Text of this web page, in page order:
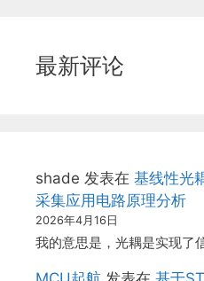
最新评论
shade 发表在 基线性光
采集应用电路原理分析
2026年4月16日
我的意思是，光耦是实现了